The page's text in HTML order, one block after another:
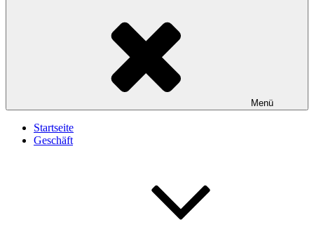
Menü
Startseite
Geschäft